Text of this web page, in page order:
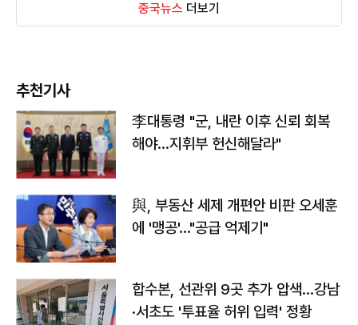
중국뉴스 더보기
추천기사
李대통령 "군, 내란 이후 신뢰 회복
해야…지휘부 헌신해달라"
與, 부동산 세제 개편안 비판 오세훈
에 '맹공'…"공급 억제기"
합수본, 선관위 9곳 추가 압색…강남
·서초도 '투표율 허위 입력' 정황